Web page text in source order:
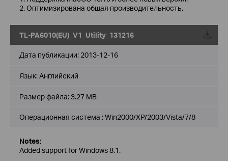
2. Оптимизирована общая производительность.
TL-PA6010(EU)_V1_Utility_131216
Дата публикации: 2013-12-16
Язык:Английский
Размер файла:3.27 MB
Операционная система : Win2000/XP/2003/Vista/7/8
Notes:
Added support for Windows 8.1.